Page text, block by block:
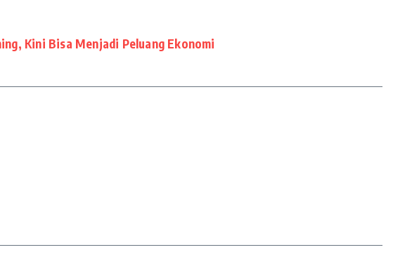
Kini Bisa Menjadi Peluang Ekonomi